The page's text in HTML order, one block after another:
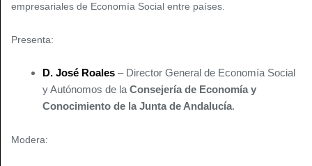
empresariales de Economía Social entre países.
Presenta:
D. José Roales – Director General de Economía Social
y Autónomos de laConsejería de Economía y
Conocimiento de la Junta de Andalucía.
Modera: